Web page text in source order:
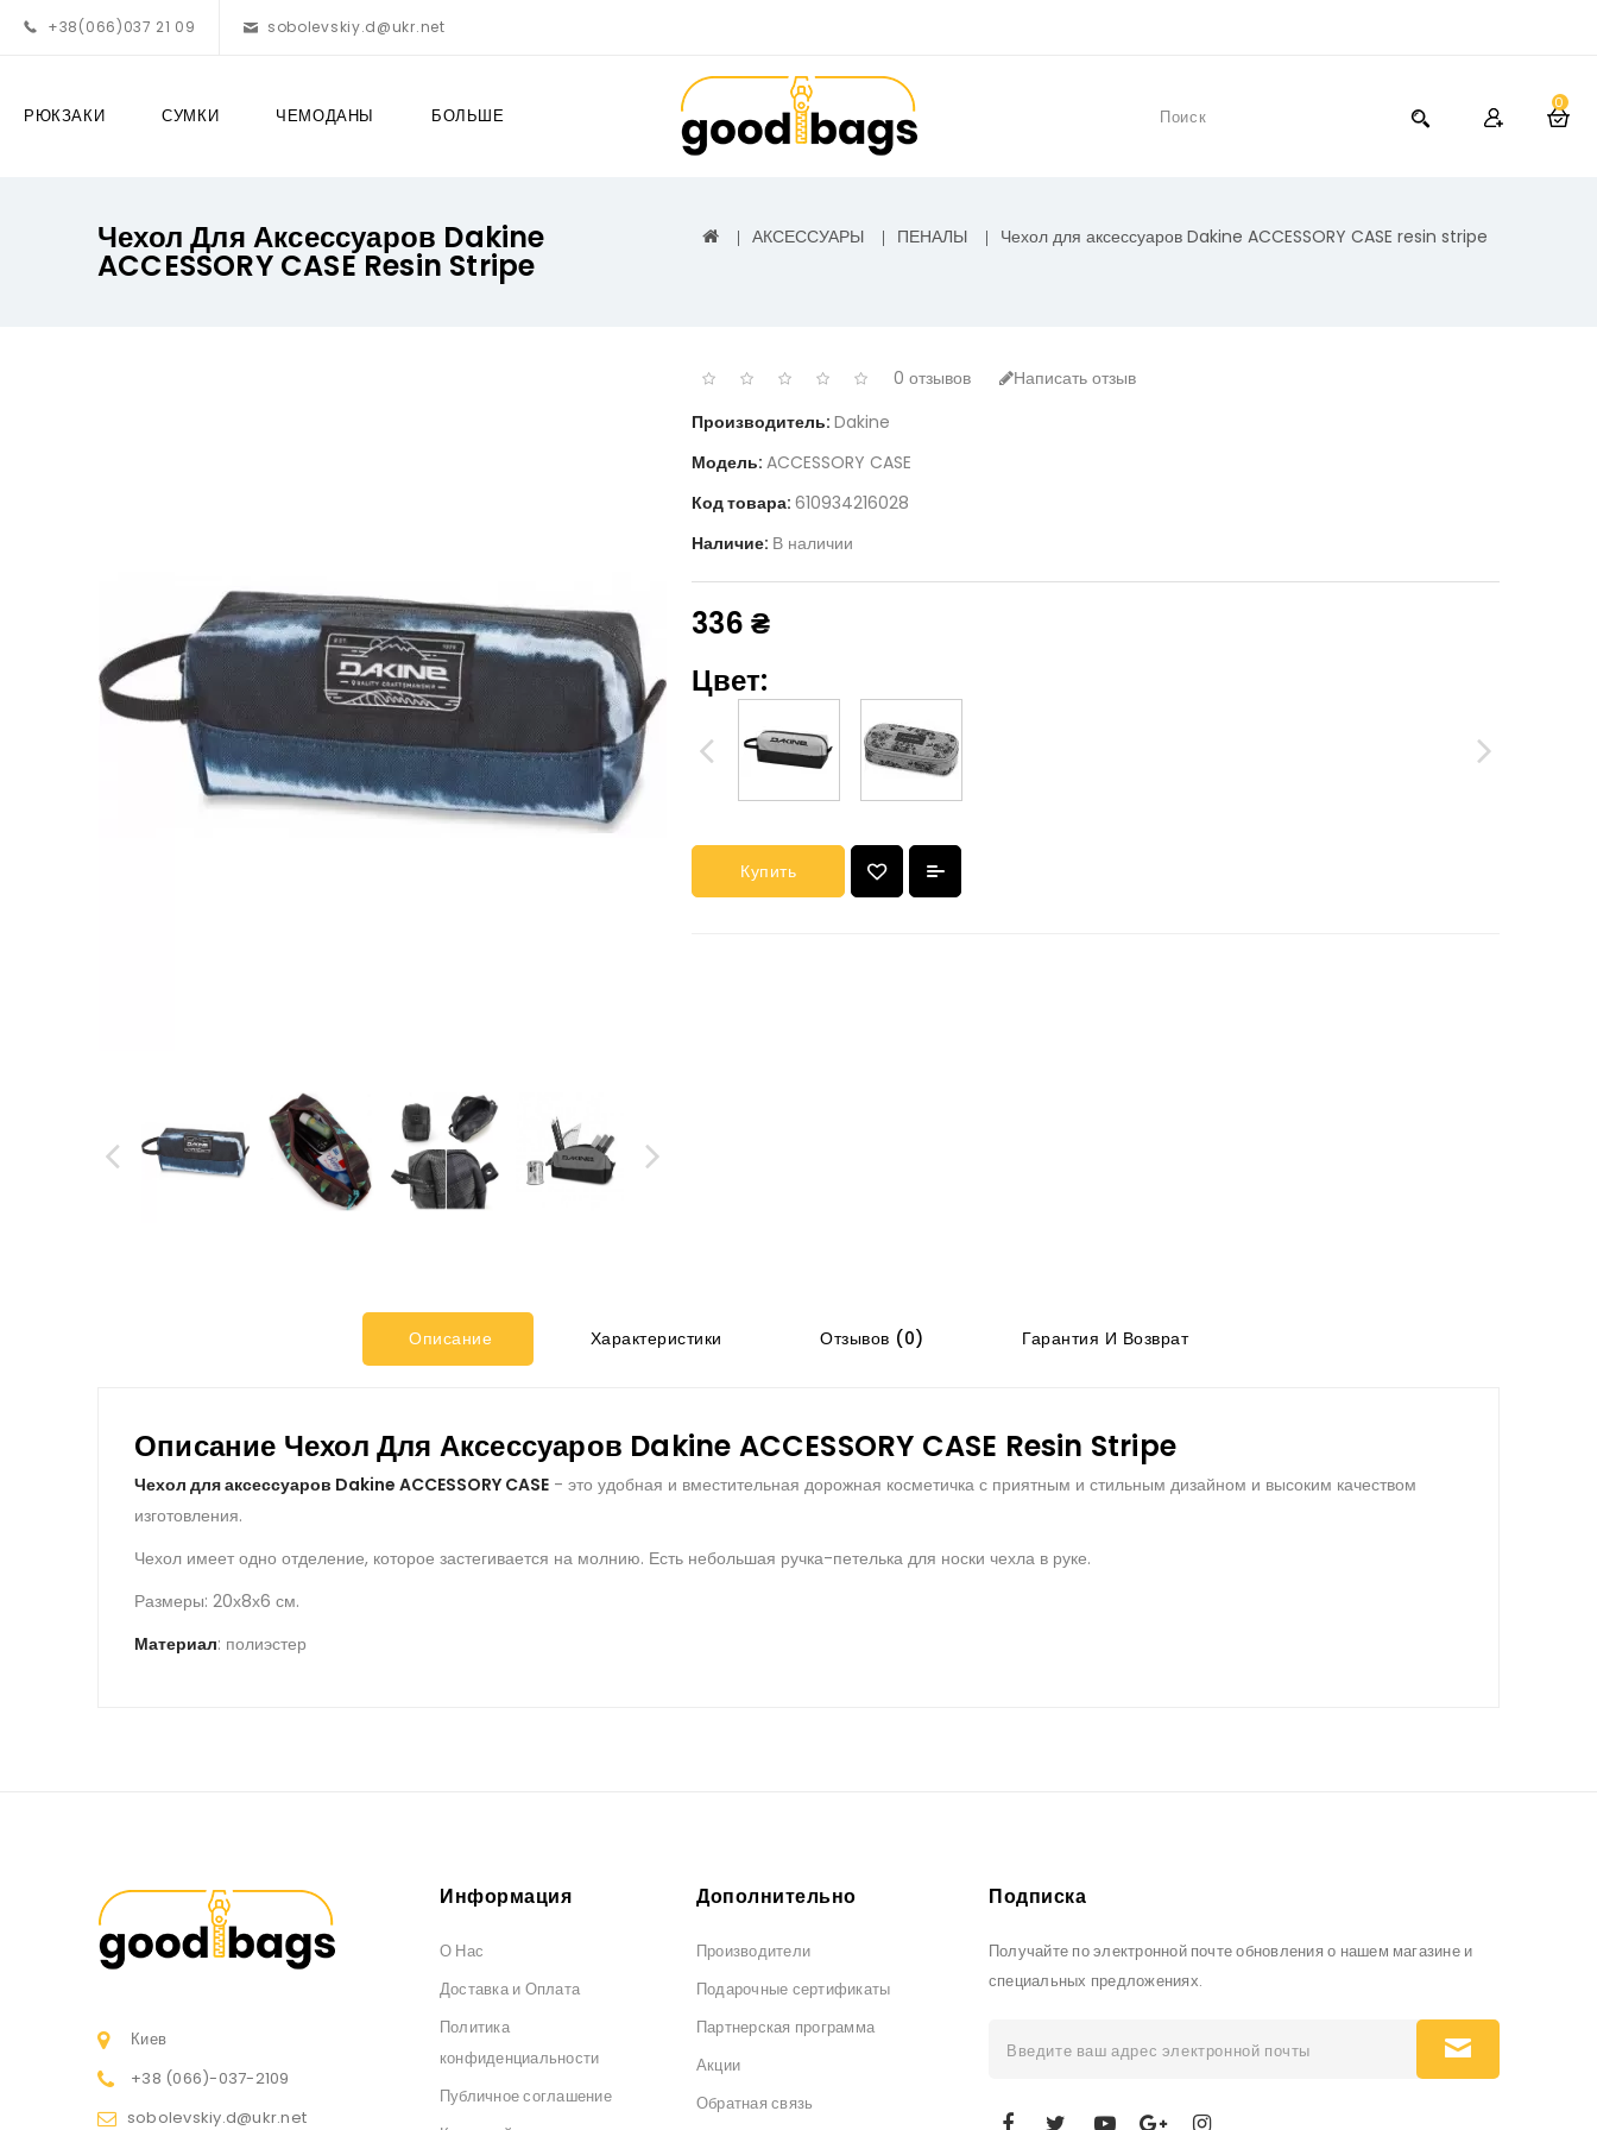
+38(066)037 21 09 sobolevskiy.d@ukr.net
0
РЮКЗАКИ СУМКИ ЧЕМОДАНЫ БОЛЬШЕ
Чехол Для Аксессуаров Dakine
ACCESSORY CASE Resin Stripe
АКСЕССУАРЫ ПЕНАЛЫ Чехол для аксессуаров Dakine ACCESSORY CASE resin stripe
0 отзывов
Написать отзыв
Производитель: Dakine
Модель: ACCESSORY CASE
Код товара: 610934216028
Наличие: В наличии
336 ₴
Цвет:
Купить
Описание Характеристики Отзывов (0) Гарантия И Возврат
Описание Чехол Для Аксессуаров Dakine ACCESSORY CASE Resin Stripe
Чехол для аксессуаров Dakine ACCESSORY CASE - это удобная и вместительная дорожная косметичка с приятным и стильным дизайном и высоким качеством
изготовления.
Чехол имеет одно отделение, которое застегивается на молнию. Есть небольшая ручка-петелька для носки чехла в руке.
Размеры: 20х8х6 см.
Материал: полиэстер
Киев
+38 (066)-037-2109
sobolevskiy.d@ukr.net
Информация
О Нас
Доставка и Оплата
Политика
конфиденциальности
Публичное соглашение
Дополнительно
Производители
Подарочные сертификаты
Партнерская программа
Акции
Обратная связь
Подписка
Получайте по электронной почте обновления о нашем магазине и
специальных предложениях.